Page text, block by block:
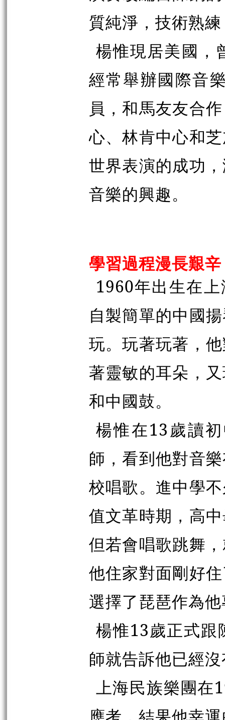
質純淨，技術熟
楊惟現居美國，
經常舉辦國際音
員，和馬友友合
心、林肯中心和
世界表演的成功
音樂的興趣。
學習過程漫長艱辛
1960年出生在
自製簡單的中國
玩。玩著玩著，
著靈敏的耳朵，
和中國鼓。
楊惟在13歲讀
師，看到他對音
校唱歌。進中學
值文革時期，高
但若會唱歌跳舞
他住家對面剛好
選擇了琵琶作為
楊惟13歲正式跟
師就告訴他已經
上海民族樂團在